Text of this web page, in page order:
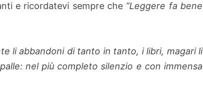
e ricordatevi sempre che “Leggere fa bene
li abbandoni di tanto in tanto, i libri, magari li
nel più completo silenzio e con immensa